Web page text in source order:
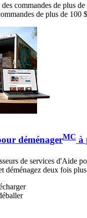
commandes de plus
de plus de 100
déménagerMC à
de services d'Aide
déménagez deux fois